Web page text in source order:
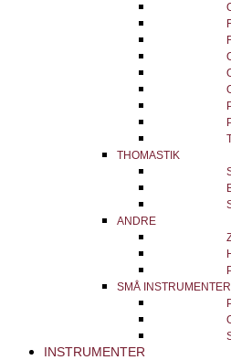
THOMASTIK
ANDRE
SMÅ INSTRUMENTER
INSTRUMENTER